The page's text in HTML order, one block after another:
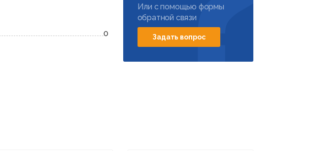
0
Или с помощью формы
обратной связи
Задать вопрос